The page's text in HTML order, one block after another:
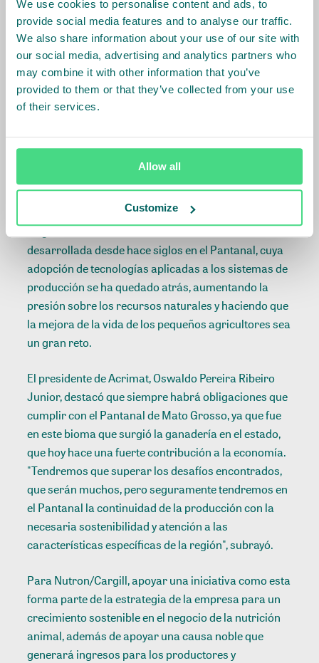
We use cookies to personalise content and ads, to
provide social media features and to analyse our traffic.
We also share information about your use of our site with
our social media, advertising and analytics partners who
may combine it with other information that you’ve
provided to them or that they’ve collected from your use
of their services.
Allow all
Customize
El Pantanal corresponde a aproximadamente el 7%
(60.900 km²) del territorio matogrosense, que posee
más de 903 mil km² de extensión. En 2020, el bioma
rurales, por lo que requiere aún más apoyo para el
proceso de recuperación y reanudación del
locales.
La ganadería es una actividad económica
desarrollada desde hace siglos en el Pantanal, cuya
adopción de tecnologías aplicadas a los sistemas de
producción se ha quedado atrás, aumentando la
presión sobre los recursos naturales y haciendo que
la mejora de la vida de los pequeños agricultores sea
un gran reto.
El presidente de Acrimat, Oswaldo Pereira Ribeiro
Junior, destacó que siempre habrá obligaciones que
cumplir con el Pantanal de Mato Grosso, ya que fue
en este bioma que surgió la ganadería en el estado,
que hoy hace una fuerte contribución a la economía.
"Tendremos que superar los desafíos encontrados,
que serán muchos, pero seguramente tendremos en
el Pantanal la continuidad de la producción con la
necesaria sostenibilidad y atención a las
características específicas de la región", subrayó.
Para Nutron/Cargill, apoyar una iniciativa como esta
forma parte de la estrategia de la empresa para un
crecimiento sostenible en el negocio de la nutrición
animal, además de apoyar una causa noble que
generará ingresos para los productores y